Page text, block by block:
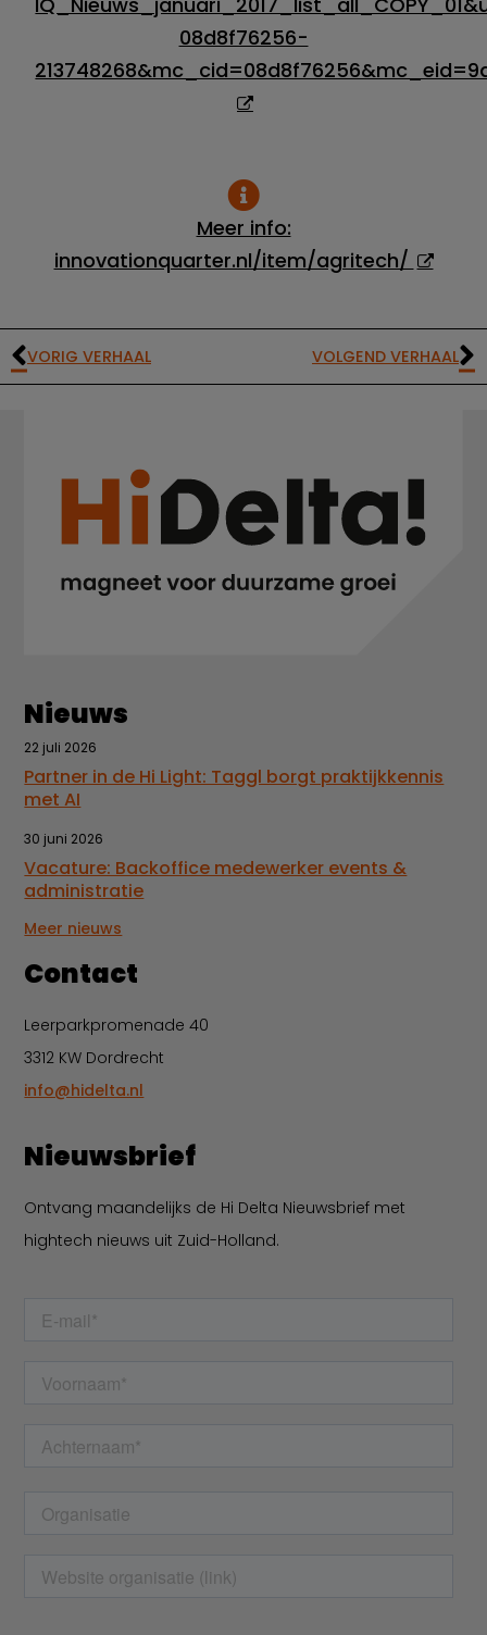
08d8f76256-
Meer info:
innovationquarter.nl/item/agritech/
VORIG VERHAAL VOLGEND VERHAAL
Nieuws
22 juli 2026
Partner in de Hi Light: Taggl borgt praktijkkennis
met AI
30 juni 2026
Vacature: Backoffice medewerker events &
administratie
Meer nieuws
Contact
Leerparkpromenade 40
3312 KW Dordrecht
info@hidelta.nl
Nieuwsbrief
Ontvang maandelijks de Hi Delta Nieuwsbrief met
hightech nieuws uit Zuid-Holland.